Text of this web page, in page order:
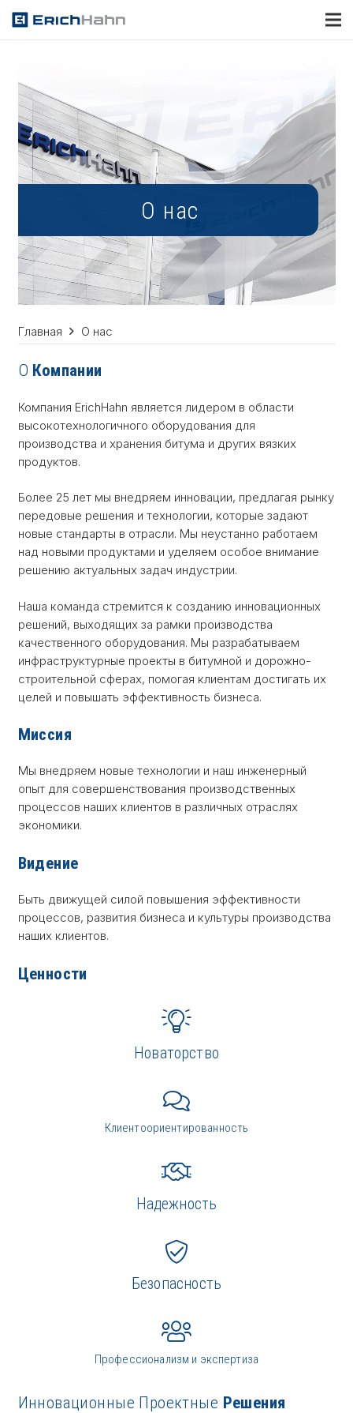
О нас
Главная О нас
О Компании
Компания ErichHahn является лидером в области
высокотехнологичного оборудования для
производства и хранения битума и других вязких
продуктов.
Более 25 лет мы внедряем инновации, предлагая рынку
передовые решения и технологии, которые задают
новые стандарты в отрасли. Мы неустанно работаем
над новыми продуктами и уделяем особое внимание
решению актуальных задач индустрии.
Наша команда стремится к созданию инновационных
решений, выходящих за рамки производства
качественного оборудования. Мы разрабатываем
инфраструктурные проекты в битумной и дорожно-
строительной сферах, помогая клиентам достигать их
целей и повышать эффективность бизнеса.
Миссия
Мы внедряем новые технологии и наш инженерный
опыт для совершенствования производственных
процессов наших клиентов в различных отраслях
экономики.
Видение
Быть движущей силой повышения эффективности
процессов, развития бизнеса и культуры производства
наших клиентов.
Ценности
Новаторство
Клиентоориентированность
Надежность
Безопасность
Профессионализм и экспертиза
Инновационные Проектные Решения